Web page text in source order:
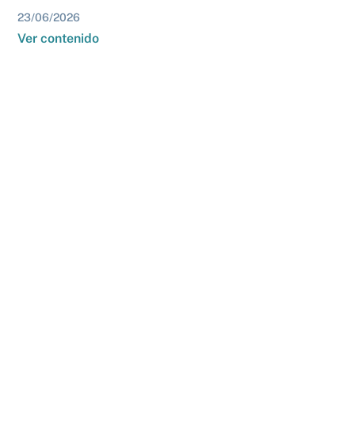
23/06/2026
Ver contenido